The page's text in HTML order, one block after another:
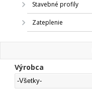
Stavebné profily
Zateplenie
Výrobca